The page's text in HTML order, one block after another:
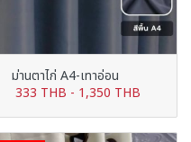
ม่านตาไก่ A4-เทาอ่อน
333 THB - 1,350 THB